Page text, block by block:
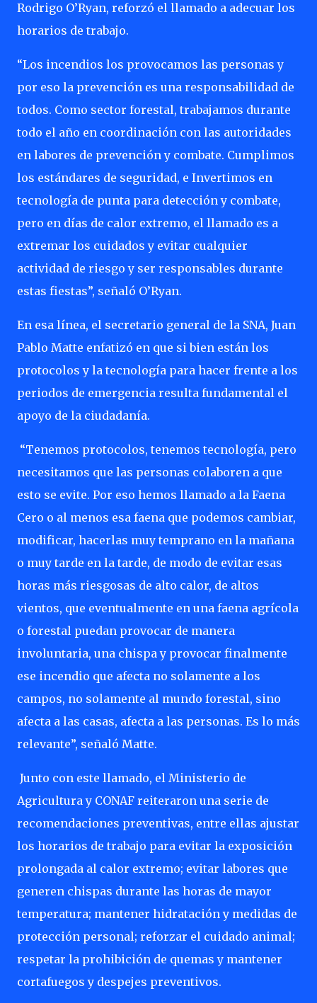
Rodrigo O’Ryan, reforzó el llamado a adecuar los
horarios de trabajo.
“Los incendios los provocamos las personas y
por eso la prevención es una responsabilidad de
todos. Como sector forestal, trabajamos durante
todo el año en coordinación con las autoridades
en labores de prevención y combate. Cumplimos
los estándares de seguridad, e Invertimos en
tecnología de punta para detección y combate,
pero en días de calor extremo, el llamado es a
extremar los cuidados y evitar cualquier
actividad de riesgo y ser responsables durante
estas fiestas”, señaló O’Ryan.
En esa línea, el secretario general de la SNA, Juan
Pablo Matte enfatizó en que si bien están los
protocolos y la tecnología para hacer frente a los
periodos de emergencia resulta fundamental el
apoyo de la ciudadanía.
“Tenemos protocolos, tenemos tecnología, pero
necesitamos que las personas colaboren a que
esto se evite. Por eso hemos llamado a la Faena
Cero o al menos esa faena que podemos cambiar,
modificar, hacerlas muy temprano en la mañana
o muy tarde en la tarde, de modo de evitar esas
horas más riesgosas de alto calor, de altos
vientos, que eventualmente en una faena agrícola
o forestal puedan provocar de manera
involuntaria, una chispa y provocar finalmente
ese incendio que afecta no solamente a los
campos, no solamente al mundo forestal, sino
afecta a las casas, afecta a las personas. Es lo más
relevante”, señaló Matte.
Junto con este llamado, el Ministerio de
Agricultura y CONAF reiteraron una serie de
recomendaciones preventivas, entre ellas ajustar
los horarios de trabajo para evitar la exposición
prolongada al calor extremo; evitar labores que
generen chispas durante las horas de mayor
temperatura; mantener hidratación y medidas de
protección personal; reforzar el cuidado animal;
respetar la prohibición de quemas y mantener
cortafuegos y despejes preventivos.